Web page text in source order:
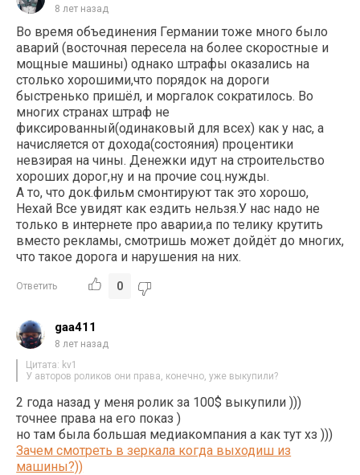
8 лет назад
Во время объединения Германии тоже много было
аварий (восточная пересела на более скоростные и
мощные машины) однако штрафы оказались на
столько хорошими,что порядок на дороги
быстренько пришёл, и моргалок сократилось. Во
многих странах штраф не
фиксированный(одинаковый для всех) как у нас, а
начисляется от дохода(состояния) процентики
невзирая на чины. Денежки идут на строительство
хороших дорог,ну и на прочие соц.нужды.
А то, что док.фильм смонтируют так это хорошо,
Нехай Все увидят как ездить нельзя.У нас надо не
только в интернете про аварии,а по телику крутить
вместо рекламы, смотришь может дойдёт до многих,
что такое дорога и нарушения на них.
Ответить 0
gaa411
8 лет назад
Цитата: kv1
У авторов роликов они права, конечно, уже выкупили?
2 года назад у меня ролик за 100$ выкупили )))
точнее права на его показ )
но там была большая медиакомпания а как тут хз )))
Зачем смотреть в зеркала когда выходиш из
машины?))